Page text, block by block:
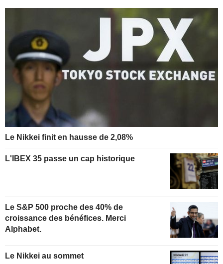
Le Nikkei finit en hausse de 2,08%
L'IBEX 35 passe un cap historique
Le S&P 500 proche des 40% de
croissance des bénéfices. Merci
Alphabet.
Le Nikkei au sommet